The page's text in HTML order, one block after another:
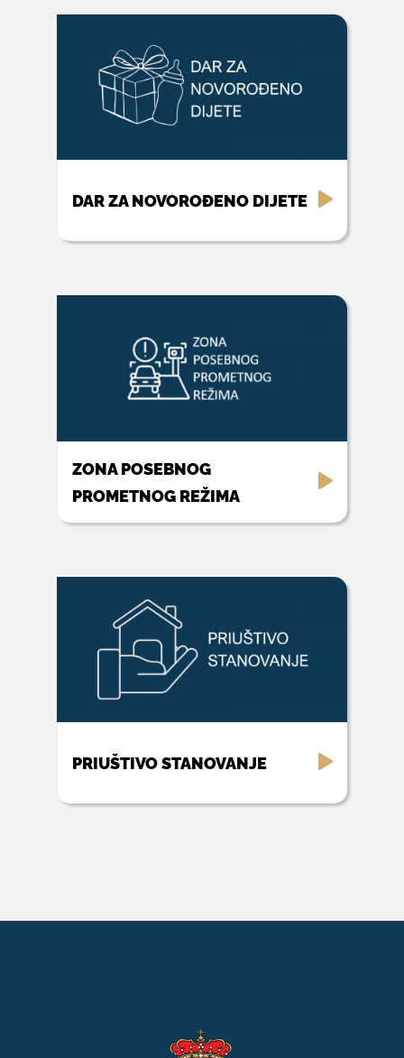
DAR ZA NOVOROĐENO DIJETE
ZONA POSEBNOG
PROMETNOG REŽIMA
PRIUŠTIVO STANOVANJE